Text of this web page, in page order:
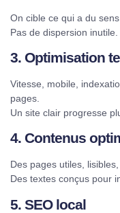
On cible ce qui a du
Pas de dispersion inutile.
3. Optimisation
Vitesse, mobile,
pages.
Un site clair progresse
4. Contenus
Des pages utiles,
Des textes conçus pour
5. SEO local